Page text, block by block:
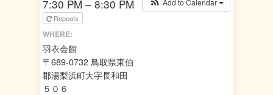
7:30 PM – 8:30 PM
Repeats
WHERE:
羽衣会館
〒689-0732 鳥取県東伯
郡湯梨浜町大字長和田
５０６